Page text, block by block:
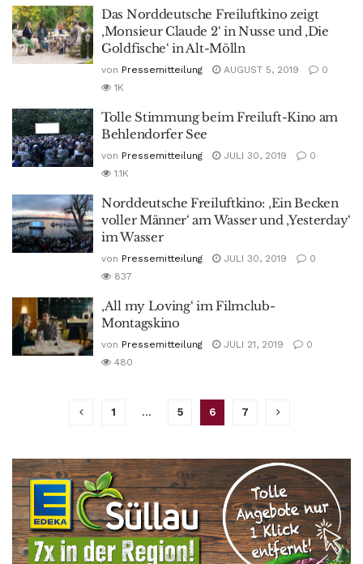
Das Norddeutsche Freiluftkino zeigt
‚Monsieur Claude 2‘ in Nusse und ‚Die
Goldfische‘ in Alt-Mölln
von Pressemitteilung AUGUST 5, 2019
0
1K
Tolle Stimmung beim Freiluft-Kino am
Behlendorfer See
von Pressemitteilung JULI 30, 2019
0
1.1K
Norddeutsche Freiluftkino: ‚Ein Becken
voller Männer‘ am Wasser und ‚Yesterday‘
im Wasser
von Pressemitteilung JULI 30, 2019
0
837
‚All my Loving‘ im Filmclub-
Montagskino
von Pressemitteilung JULI 21, 2019
0
480
1 … 5 6 7